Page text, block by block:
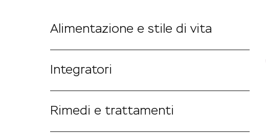
Alimentazione e stile di vita
Integratori
Rimedi e trattamenti